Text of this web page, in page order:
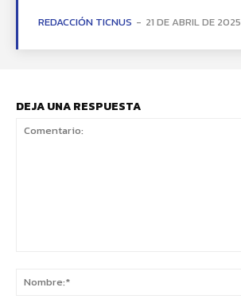
REDACCIÓN TICNUS - 21 DE ABRIL DE 2025
DEJA UNA RESPUESTA